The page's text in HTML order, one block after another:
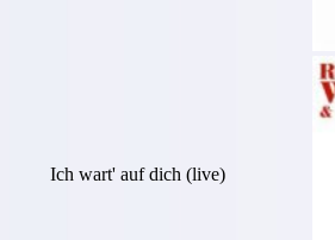
Ich wart' auf dich (live)